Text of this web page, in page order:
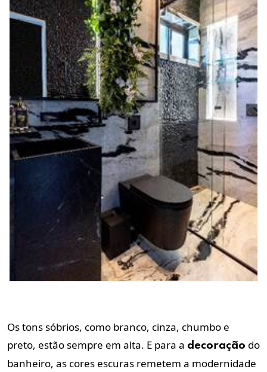
Os tons sóbrios, como branco, cinza, chumbo e
preto, estão sempre em alta. E para a decoração do
banheiro, as cores escuras remetem a modernidade